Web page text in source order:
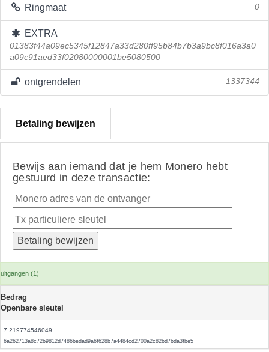
Ringmaat 0
EXTRA
01383f44a09ec5345f12847a33d280ff95b84b7b3a9bc8f016a3a0
a09c91aed33f02080000001be5080500
ontgrendelen 1337344
Betaling bewijzen
Bewijs aan iemand dat je hem Monero hebt
gestuurd in deze transactie:
uitgangen (1)
Bedrag
Openbare sleutel
7.219774546049
6a262713a8c72b9812d7486bedad9a6f628b7a4484cd2700a2c82bd7bda3fbe5